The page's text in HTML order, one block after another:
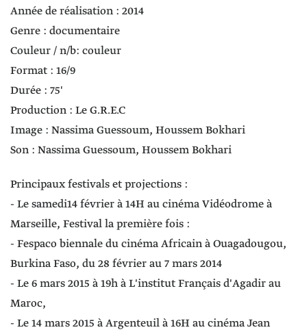
Année de réalisation : 2014
Genre : documentaire
Couleur / n/b: couleur
Format : 16/9
Durée : 75'
Production : Le G.R.E.C
Image : Nassima Guessoum, Houssem Bokhari
Son : Nassima Guessoum, Houssem Bokhari
Principaux festivals et projections :
- Le samedi14 février à 14H au cinéma Vidéodrome à
Marseille, Festival la première fois :
- Fespaco biennale du cinéma Africain à Ouagadougou,
Burkina Faso, du 28 février au 7 mars 2014
- Le 6 mars 2015 à 19h à L'institut Français d'Agadir au
Maroc,
- Le 14 mars 2015 à Argenteuil à 16H au cinéma Jean